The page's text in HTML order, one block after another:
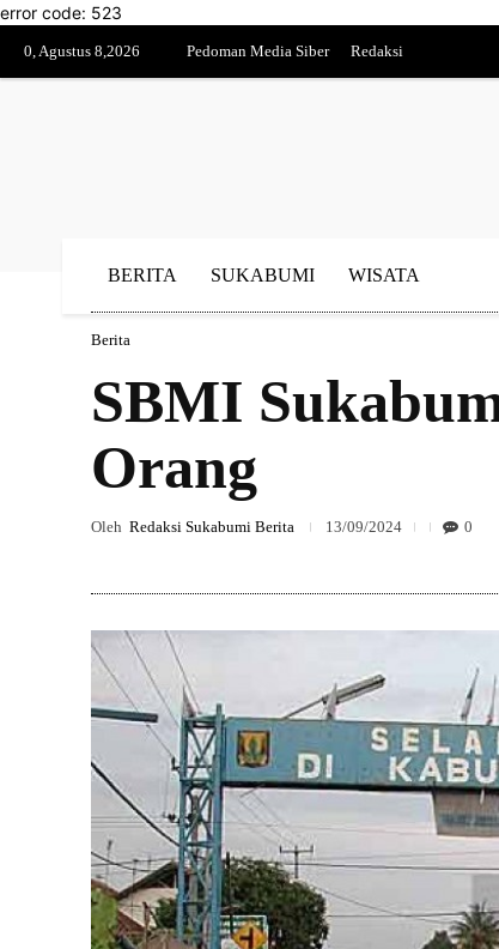
error code: 523
0, Agustus 8,2026 Pedoman Media Siber Redaksi
BERITA SUKABUMI WISATA
Berita
SBMI
Orang
Oleh Redaksi Sukabumi Berita 13/09/2024 0